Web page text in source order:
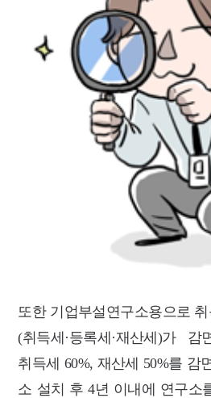
또한 기업부설연구소용으로
(취득세·등록세 ·재산세)가 감
취득세 60%, 재산세 50%를 감
소 설치 후 4년 이내에 연구소